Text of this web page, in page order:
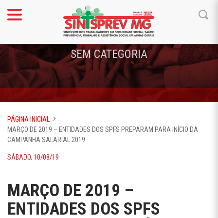
SEM CATEGORIA
PÁGINA INICIAL
MARÇO DE 2019 – ENTIDADES DOS SPFS PREPARAM PARA INÍCIO DA
CAMPANHA SALARIAL 2019
SÁBADO, 10/08/19
MARÇO DE 2019 –
ENTIDADES DOS SPFS